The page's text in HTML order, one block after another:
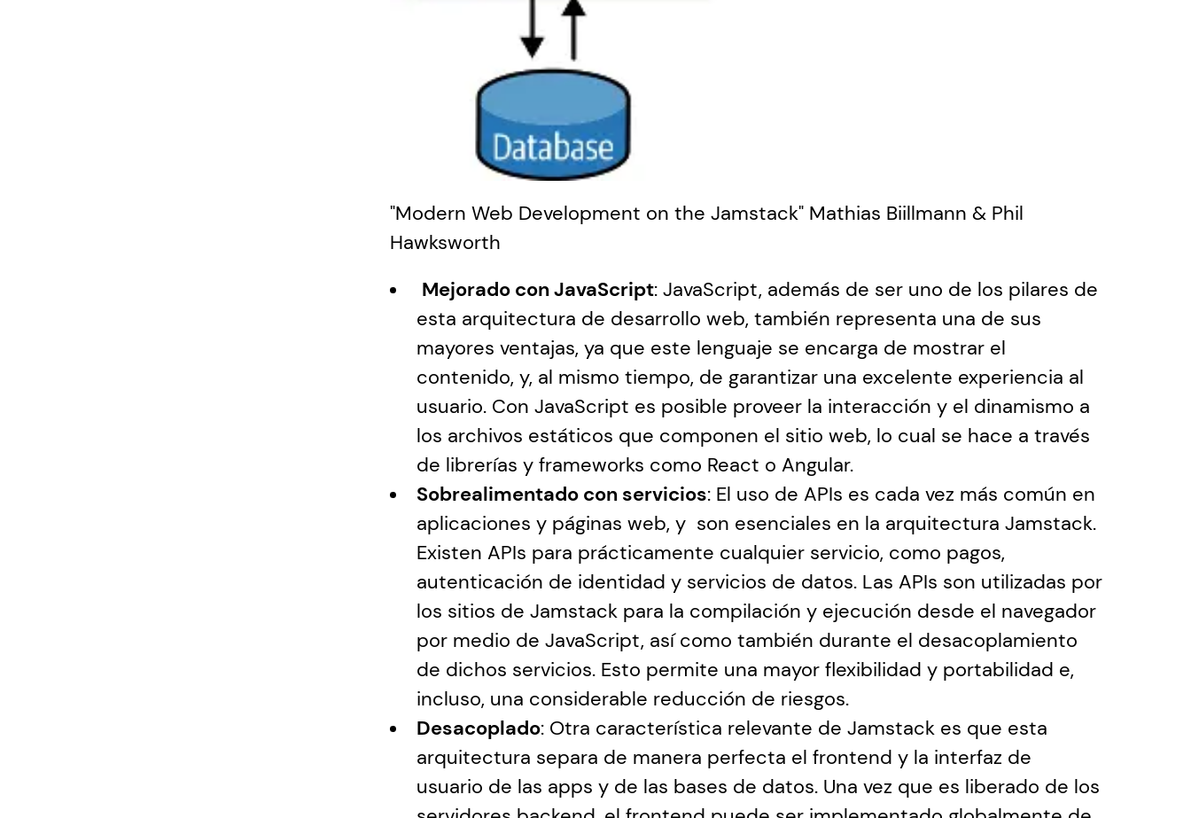
"Modern Web Development on the Jamstack" Mathias Biillmann & Phil
Hawksworth
Mejorado con JavaScript: JavaScript, además de ser uno de los pilares de
esta arquitectura de desarrollo web, también representa una de sus
mayores ventajas, ya que este lenguaje se encarga de mostrar el
contenido, y, al mismo tiempo, de garantizar una excelente experiencia al
usuario. Con JavaScript es posible proveer la interacción y el dinamismo a
los archivos estáticos que componen el sitio web, lo cual se hace a través
de librerías y frameworks como React o Angular.
Sobrealimentado con servicios: El uso de APIs es cada vez más común en
aplicaciones y páginas web, y  son esenciales en la arquitectura Jamstack.
Existen APIs para prácticamente cualquier servicio, como pagos,
autenticación de identidad y servicios de datos. Las APIs son utilizadas por
los sitios de Jamstack para la compilación y ejecución desde el navegador
por medio de JavaScript, así como también durante el desacoplamiento
de dichos servicios. Esto permite una mayor flexibilidad y portabilidad e,
incluso, una considerable reducción de riesgos.
Desacoplado: Otra característica relevante de Jamstack es que esta
arquitectura separa de manera perfecta el frontend y la interfaz de
usuario de las apps y de las bases de datos. Una vez que es liberado de los